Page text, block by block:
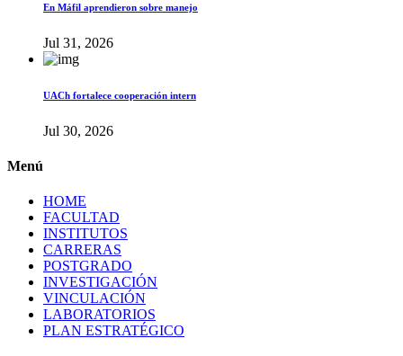
En Máfil aprendieron sobre manejo
Jul 31, 2026
UACh fortalece cooperación intern
Jul 30, 2026
Menú
HOME
FACULTAD
INSTITUTOS
CARRERAS
POSTGRADO
INVESTIGACIÓN
VINCULACIÓN
LABORATORIOS
PLAN ESTRATÉGICO